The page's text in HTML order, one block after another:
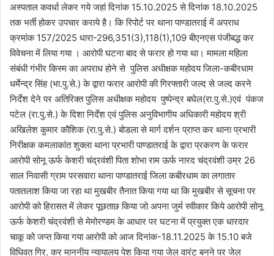
अस्पताल कवर्धा लेकर गये जहां दिनांक 15.10.2025 से दिनांक 18.10.2025
तक भर्ती होकर उपचार कराये है। कि रिपोर्ट पर थाना पाण्डातराई में अपराध
क्रमांक 157/2025 धारा-296,351(3),118(1),109 बीएनएस पंजीबद्ध कर
विवेचना में लिया गया । आरोपी घटना बाद से फरार हो गया था। मामला महिला
संबंधी गंभीर किस्म का अपराध होने से पुलिस अधीक्षक महोदय जिला-कबीरधाम
धर्मेन्द्र सिंह (भा.पु.से.) के द्वारा फरार आरोपी की गिरफ्तारी जल्द से जल्द करने
निर्देश देने पर अतिरिक्त पुलिस अधीक्षक महोदय पुष्पेन्द्र बघेल(रा.पु.से.)एवं पंकज
पटेल (रा.पु.से.) के दिशा निर्देश एवं पुलिस अनुविभागीय अधिकारी महोदय श्री
अखिलेश कुमार कौशिक (रा.पु.से.) बोडला से मार्ग दर्शन प्राप्त कर थाना प्रभारी
निरीक्षक कमलाकांत शुक्ला थाना प्रभारी पाण्डातराई के द्वारा प्रकरण के फरार
आरोपी सोनू ऊर्फ केशरी चंद्रवंशी पिता शोभा राम ऊर्फ नारद चंद्रवंशी उम्र 26
साल निवासी ग्राम परसवारा थाना पाण्डातराई जिला कबीरधाम का लगातार
पतातलाश किया जा रहा था मुखबीर तैनात किया गया था कि मुखबीर से सूचना पर
आरोपी को हिरासत में लेकर पूछताछ किया जो अपना जुर्म स्वीकार किये आरोपी सोनू
ऊर्फ केशरी चंद्रवंशी से मेमोरण्डम के आधार पर घटना में प्रयुक्त एक धारदार
चाकू को जप्त किया गया आरोपी को आज दिनांक-18.11.2025 के 15.10 बजे
विधिवत गिर. कर माननीय न्यायालय पेश किया गया जेल वारंट बनने पर जेल